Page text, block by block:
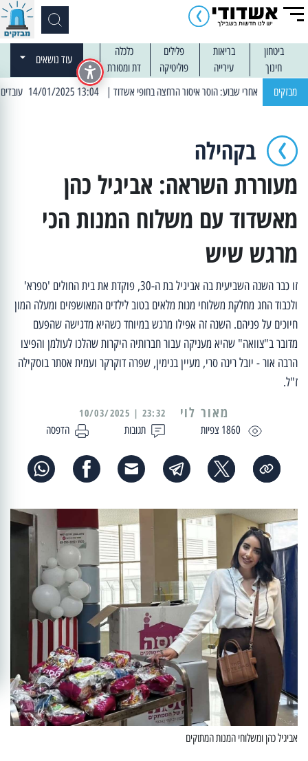
ביטחון בריאות פלילים
כלכלה
חינוך
עירייה פוליטיקה דת ומסורת
עוד נושאים
מבזקים | 13:04 14/01/2025 עובדים בלילות: עבודות קרצוף וריבוד אספלט
בקהילה
מעוררת השראה: אביגיל כהן
מאשדוד עם משלוח המנות הכי
מרגש שיש
זו כבר השנה השביעית בה אביגיל בת ה-30, פוקדת את בית החולים 'ספרא'
ולכבוד החג מחלקת משלוחי מנות מלאים בטוב לילדים המאושפזים ומעלה המון
חיוכים על פניהם. השנה זה אפילו מרגש במיוחד כשהיא מדגישה שהפעם
מדובר ב"צוואה" שהיא מעניקה עבור חברותיה היקרות שהלכו לעולמן והפיצו
הרבה אור - יובל רינה סרי, מעיין בנימין, שפרה דוקרקר ועמית אסתר בוסקילה
ז"ל.
1860 צפיות תגובות הדפסה
מאור לוי 23:32 | 10/03/2025
אביגיל כהן ומשלוחי המנות המתוקים